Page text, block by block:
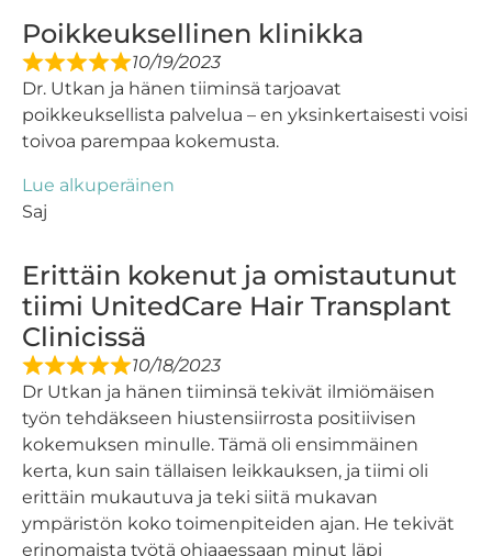
Poikkeuksellinen klinikka
10/19/2023
Dr. Utkan ja hänen tiiminsä tarjoavat
poikkeuksellista palvelua – en yksinkertaisesti voisi
toivoa parempaa kokemusta.
Lue alkuperäinen
Saj
Erittäin kokenut ja omistautunut
tiimi UnitedCare Hair Transplant
Clinicissä
10/18/2023
Dr Utkan ja hänen tiiminsä tekivät ilmiömäisen
työn tehdäkseen hiustensiirrosta positiivisen
kokemuksen minulle. Tämä oli ensimmäinen
kerta, kun sain tällaisen leikkauksen, ja tiimi oli
erittäin mukautuva ja teki siitä mukavan
ympäristön koko toimenpiteiden ajan. He tekivät
erinomaista työtä ohjaaessaan minut läpi